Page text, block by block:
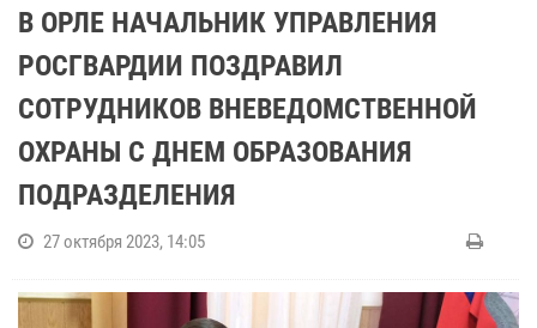
В ОРЛЕ НАЧАЛЬНИК УПРАВЛЕНИЯ
РОСГВАРДИИ ПОЗДРАВИЛ
СОТРУДНИКОВ ВНЕВЕДОМСТВЕННОЙ
ОХРАНЫ С ДНЕМ ОБРАЗОВАНИЯ
ПОДРАЗДЕЛЕНИЯ
27 октября 2023, 14:05